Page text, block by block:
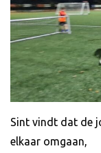
Sint vindt dat de
elkaar omgaan,